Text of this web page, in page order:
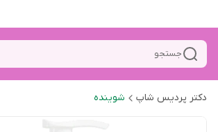
جستجو
دکتر پردیس شاپ شوینده